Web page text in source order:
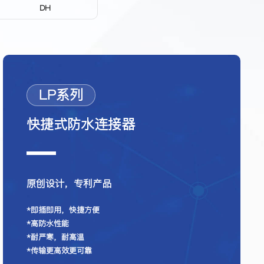
DH
LP系列
快捷式防水连接器
原创设计，专利产品
*即插即用，快捷方便
*高防水性能
*耐严寒，耐高温
*传输更高效更可靠